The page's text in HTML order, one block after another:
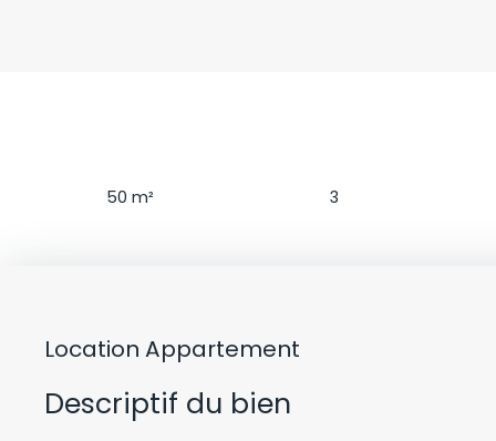
50 m²
3
Location Appartement
Descriptif du bien